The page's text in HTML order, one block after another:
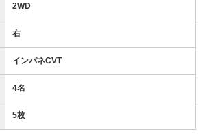
2WD
右
インパネCVT
4名
5枚